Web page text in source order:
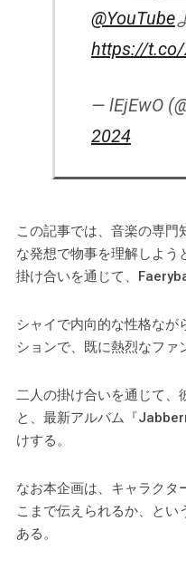
@YouTube
https://t.co/
— lEjEwO
2024
この記事では、音楽の専
な発想で物事を理解しよう
掛け合いを通じて、
シャイで内向的な性格なが
ションで、既に熱烈なファ
二人の掛け合いを通じて、
と、最新アルバム『
けする。
なお本企画は、キャラクタ
こまで伝えられるか、とい
ある。